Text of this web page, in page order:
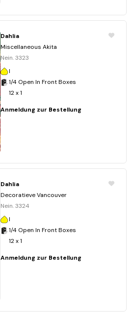
Dahlia
Miscellaneous Akita
Nein. 3323
I
1/4 Open In Front Boxes
12 x 1
Anmeldung zur Bestellung
Dahlia
Decoratieve Vancouver
Nein. 3324
I
1/4 Open In Front Boxes
12 x 1
Anmeldung zur Bestellung